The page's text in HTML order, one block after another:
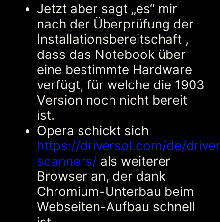
Jetzt aber sagt „es“ mir
nach der Überprüfung der
Installationsbereitschaft ,
dass das Notebook über
eine bestimmte Hardware
verfügt, für welche die 1903
Version noch nicht bereit
ist.
Opera schickt sich
https://driversol.com/de/
scanners/ als weiterer
Browser an, der dank
Chromium-Unterbau beim
Webseiten-Aufbau schnell